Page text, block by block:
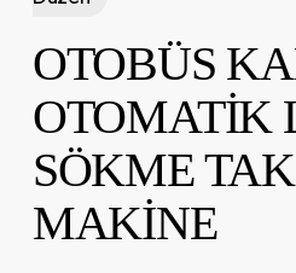
OTOBÜS
OTOMATİK
SÖKME
MAKİNE